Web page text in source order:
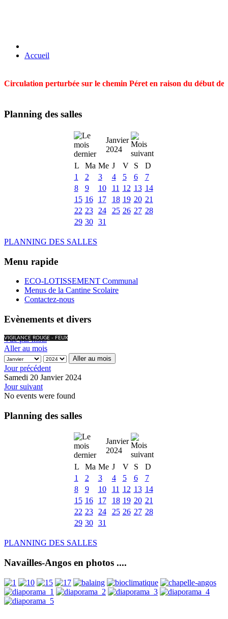
Accueil
Circulation perturbée sur le chemin Péret en raison du début
Planning des salles
Janvier
2024
L
Ma Me J V S
D
1
2 3 4 5 6
7
8
9 10 11 12 13 14
15 16 17 18 19 20 21
22 23 24 25 26 27 28
29 30 31
PLANNING DES SALLES
Menu rapide
ECO-LOTISSEMENT Communal
Menus de la Cantine Scolaire
Contactez-nous
Evènements et divers
VIGILANCE ROUGE - FEUX
Vue par mois
Aller au mois
Aller au mois
Jour précédent
Samedi 20 Janvier 2024
Jour suivant
No events were found
Planning des salles
Janvier
2024
L
Ma Me J V S
D
1
2 3 4 5 6
7
8
9 10 11 12 13 14
15 16 17 18 19 20 21
22 23 24 25 26 27 28
29 30 31
PLANNING DES SALLES
Navailles-Angos en photos ....